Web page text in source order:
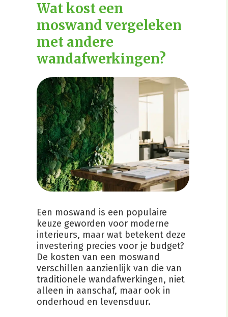
Wat kost een
moswand vergeleken
met andere
wandafwerkingen?
Een moswand is een populaire
keuze geworden voor moderne
interieurs, maar wat betekent deze
investering precies voor je budget?
De kosten van een moswand
verschillen aanzienlijk van die van
traditionele wandafwerkingen, niet
alleen in aanschaf, maar ook in
onderhoud en levensduur.